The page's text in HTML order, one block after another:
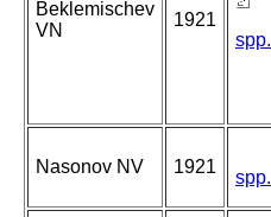
Beklemischev
VN
1921
spp.
Nasonov NV 1921
spp.